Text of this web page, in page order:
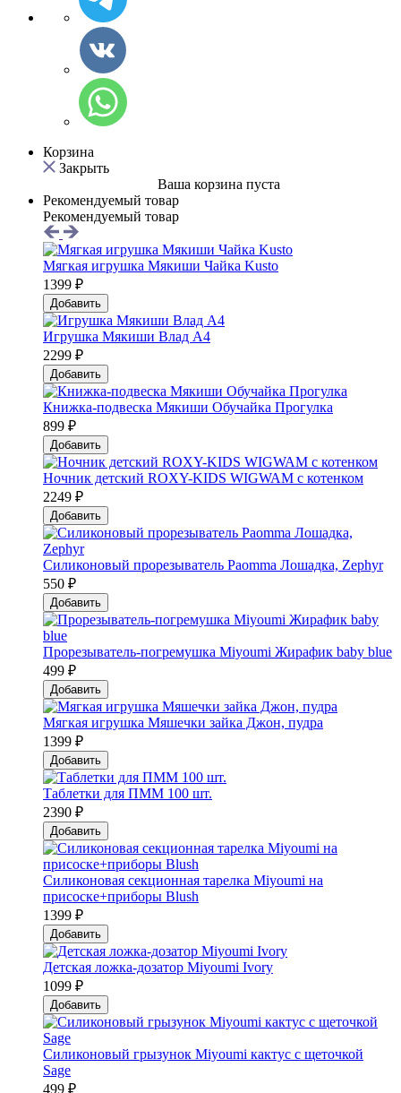
Корзина
Закрыть
Ваша корзина пуста
Рекомендуемый товар
Рекомендуемый товар
Мягкая игрушка Мякиши Чайка Kusto
1399 ₽
Добавить
Игрушка Мякиши Влад А4
2299 ₽
Добавить
Книжка-подвеска Мякиши Обучайка Прогулка
899 ₽
Добавить
Ночник детский ROXY-KIDS WIGWAM с котенком
2249 ₽
Добавить
Силиконовый прорезыватель Paomma Лошадка, Zephyr
550 ₽
Добавить
Прорезыватель-погремушка Мiyoumi Жирафик baby blue
499 ₽
Добавить
Мягкая игрушка Мяшечки зайка Джон, пудра
1399 ₽
Добавить
Таблетки для ПММ 100 шт.
2390 ₽
Добавить
Силиконовая секционная тарелка Мiyoumi на
присоске+приборы Blush
1399 ₽
Добавить
Детская ложка-дозатор Мiyoumi Ivory
1099 ₽
Добавить
Силиконовый грызунок Мiyoumi кактус с щеточкой
Sage
499 ₽